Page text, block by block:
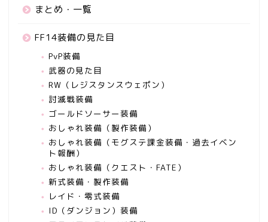
まとめ・一覧
FF14装備の見た目
PvP装備
武器の見た目
RW（レジスタンスウェポン）
討滅戦装備
ゴールドソーサー装備
おしゃれ装備（製作装備）
おしゃれ装備（モグステ課金装備・過去イベン
ト報酬）
おしゃれ装備（クエスト・FATE）
新式装備・製作装備
レイド・零式装備
ID（ダンジョン）装備